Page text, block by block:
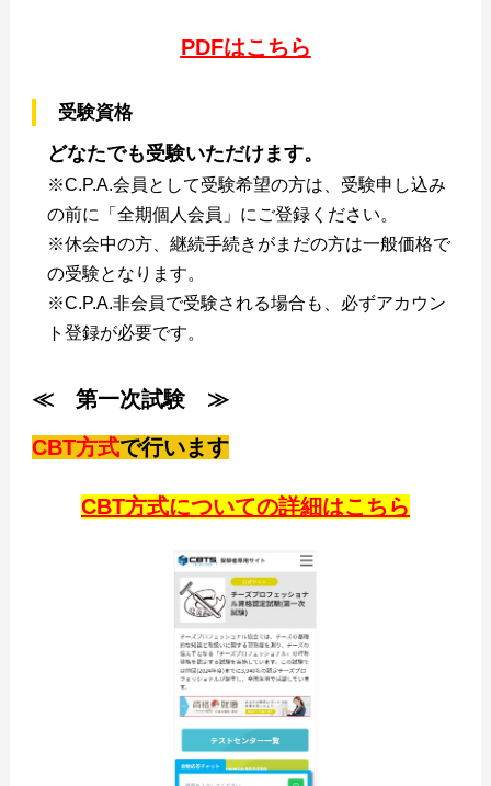
PDFはこちら
受験資格
どなたでも受験いただけます。
※C.P.A.会員として受験希望の方は、受験申し込み
の前に「全期個人会員」にご登録ください。
※休会中の方、継続手続きがまだの方は一般価格で
の受験となります。
※C.P.A.非会員で受験される場合も、必ずアカウン
ト登録が必要です。
≪ 第一次試験 ≫
CBT方式で行います
CBT方式についての詳細はこちら